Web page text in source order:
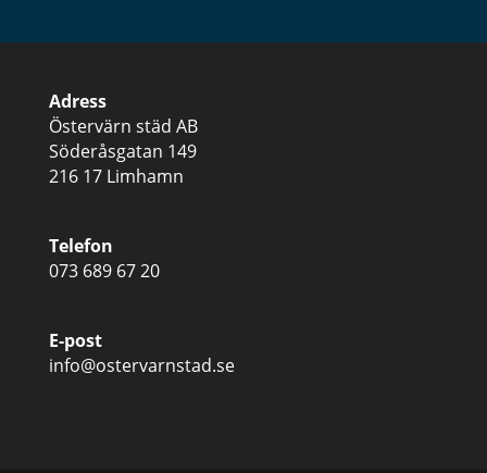
Adress
Östervärn städ AB
Söderåsgatan 149
216 17 Limhamn
Telefon
073 689 67 20
E-post
info@ostervarnstad.se